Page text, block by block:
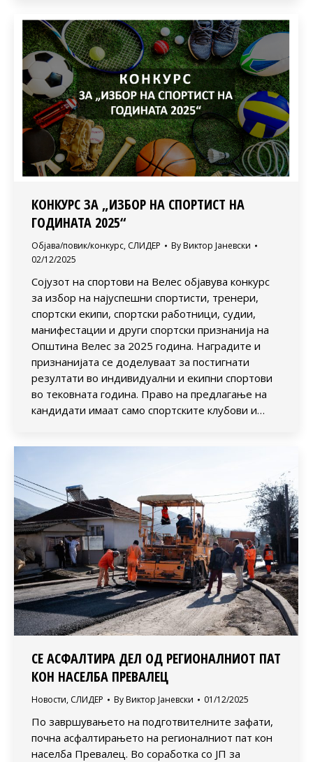
КОНКУРС ЗА „ИЗБОР НА СПОРТИСТ НА
ГОДИНАТА 2025“
Објава/повик/конкурс, СЛИДЕР By Виктор Јаневски
02/12/2025
Сојузот на спортови на Велес објавува конкурс
за избор на најуспешни спортисти, тренери,
спортски екипи, спортски работници, судии,
манифестации и други спортски признанија на
Општина Велес за 2025 година. Наградите и
признанијата се доделуваат за постигнати
резултати во индивидуални и екипни спортови
во тековната година. Право на предлагање на
кандидати имаат само спортските клубови и…
СЕ АСФАЛТИРА ДЕЛ ОД РЕГИОНАЛНИОТ ПАТ
КОН НАСЕЛБА ПРЕВАЛЕЦ
Новости, СЛИДЕР By Виктор Јаневски 01/12/2025
По завршувањето на подготвителните зафати,
почна асфалтирањето на регионалниот пат кон
населба Превалец. Во соработка со ЈП за